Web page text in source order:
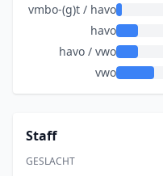
vmbo-(g)t / havo
havo
havo / vwo
vwo
Staff
GESLACHT